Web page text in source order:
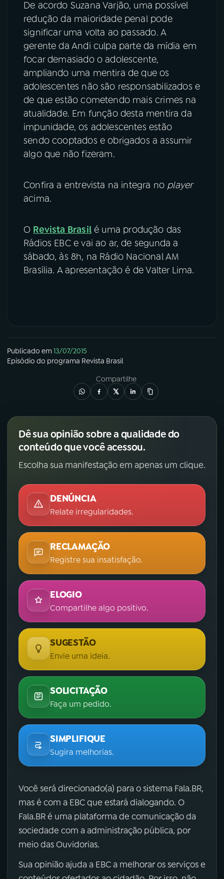
De acordo Suzana Varjão, uma possível
redução da maioridade penal pode
significar uma volta ao passado. A
gerente da Andi culpa parte da mídia em
focar demasiado o adolescente,
ampliando uma mentira de que os
adolescentes não são responsabilizados e
de que estão cometendo mais crimes na
atualidade. Em função desta mentira da
impunidade, os adolescentes estão
sendo cooptados e obrigados a assumir
algo que não fizeram.
Confira a entrevista na integra no player
acima.
O Revista Brasilé uma produção das
Rádios EBC e vai ao ar, de segunda a
sábado, às 8h, na Rádio Nacional AM
Brasília. A apresentação é de Valter Lima.
Publicado em13/07/2015
Episódio do programa Revista Brasil
Compartilhe
Dê sua opinião sobre a qualidade do
conteúdo que você acessou.
Escolha sua manifestação em apenas um clique.
DENÚNCIA
Relate irregularidades.
RECLAMAÇÃO
Registre sua insatisfação.
ELOGIO
Compartilhe algo positivo.
SUGESTÃO
Envie uma ideia.
SOLICITAÇÃO
Faça um pedido.
SIMPLIFIQUE
Sugira melhorias.
Você será direcionado(a) para o sistema Fala.BR,
mas é com a EBC que estará dialogando. O
Fala.BR é uma plataforma de comunicação da
sociedade com a administração pública, por
meio das Ouvidorias.
Sua opinião ajuda a EBC a melhorar os serviços e